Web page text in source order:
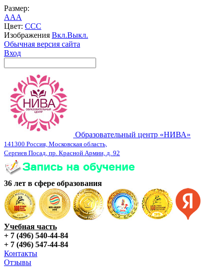
Размер:
AAA
Цвет: CCC
Изображения Вкл.Выкл.
Обычная версия сайта
Вход
Образовательный центр «НИВА»
141300 Россия, Московская область,
Сергиев Посад, пр. Красной Армии, д. 92
36 лет в сфере образования
Учебная часть
+ 7 (496) 540-44-84
+ 7 (496) 547-44-84
Контакты
Отзывы